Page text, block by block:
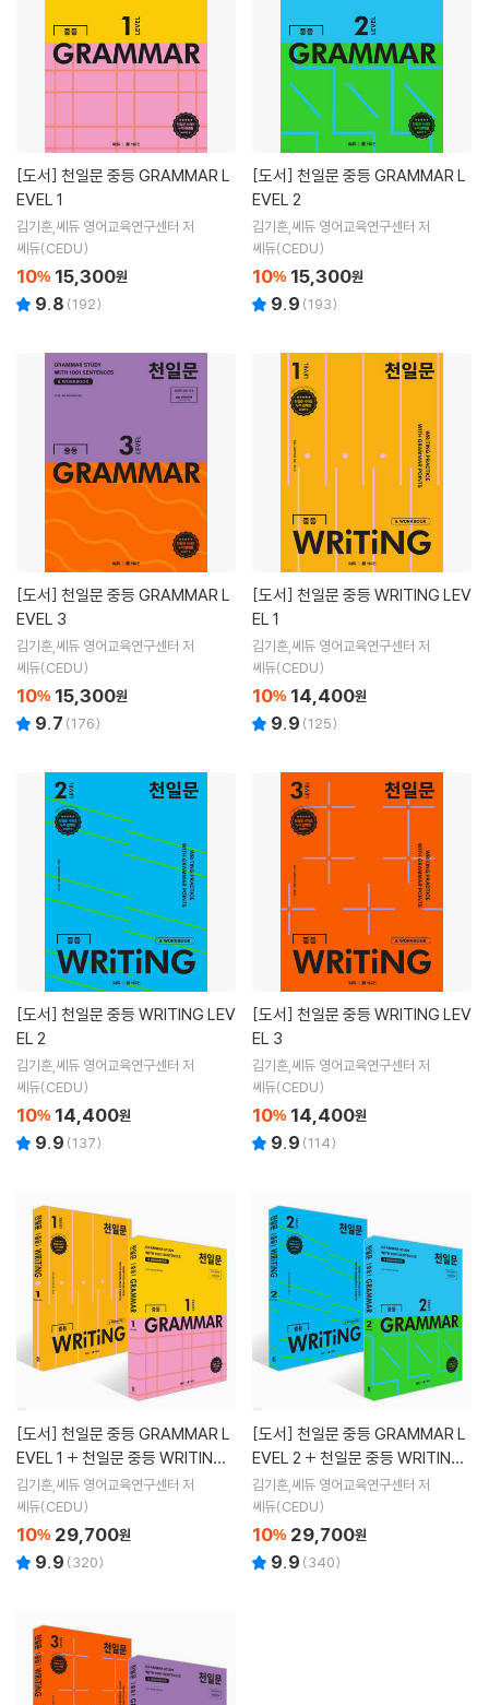
[도서]
EVEL 1
김기훈,쎄듀 영어교육연구센터 저
쎄듀(CEDU)
10% 15,300원
9.8 (192)
[도서]
EVEL 2
김기훈,쎄듀 영어교육연구센터 저
쎄듀(CEDU)
10% 15,300원
9.9 (193)
[도서]
EVEL 3
김기훈,쎄듀 영어교육연구센터 저
쎄듀(CEDU)
10% 15,300원
9.7 (176)
[도서]
EL 1
김기훈,쎄듀 영어교육연구센터 저
쎄듀(CEDU)
10% 14,400원
9.9 (125)
[도서]
EL 2
김기훈,쎄듀 영어교육연구센터 저
쎄듀(CEDU)
10% 14,400원
9.9 (137)
[도서]
EL 3
김기훈,쎄듀 영어교육연구센터 저
쎄듀(CEDU)
10% 14,400원
9.9 (114)
[도서]
EVEL 1 + 천일문 중등 WRITING L
EVEL 1 세트
김기훈,쎄듀 영어교육연구센터 저
쎄듀(CEDU)
10% 29,700원
9.9 (320)
[도서]
EVEL 2 + 천일문 중등 WRITING
LEVEL 2 세트
김기훈,쎄듀 영어교육연구센터 저
쎄듀(CEDU)
10% 29,700원
9.9 (340)